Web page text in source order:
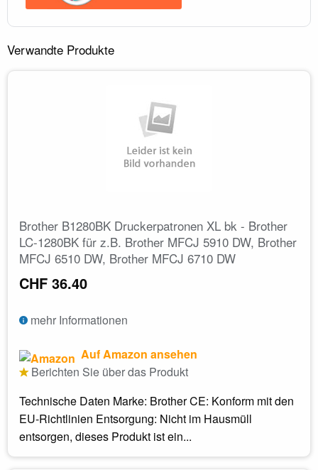
Verwandte Produkte
Brother B1280BK Druckerpatronen XL bk - Brother
LC-1280BK für z.B. Brother MFCJ 5910 DW, Brother
MFCJ 6510 DW, Brother MFCJ 6710 DW
CHF 36.40
mehr Informationen
Auf Amazon ansehen
Berichten Sie über das Produkt
Technische Daten Marke: Brother CE: Konform mit den
EU-Richtlinien Entsorgung: Nicht im Hausmüll
entsorgen, dieses Produkt ist ein...